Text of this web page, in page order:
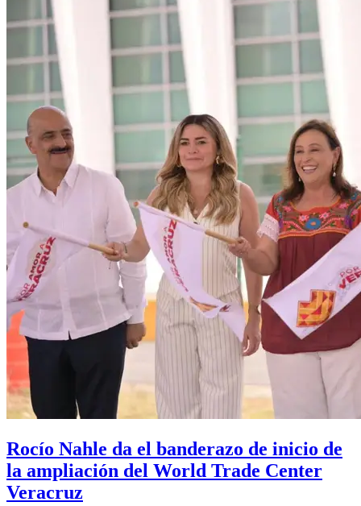
Rocío Nahle da el banderazo de inicio de
la ampliación del World Trade Center
Veracruz